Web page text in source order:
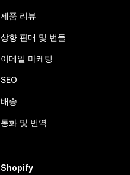
제품 리뷰
상향 판매 및 번들
이메일 마케팅
SEO
배송
통화 및 번역
Shopify